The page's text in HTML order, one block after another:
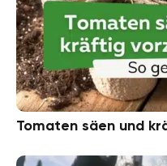
Tomaten säen und